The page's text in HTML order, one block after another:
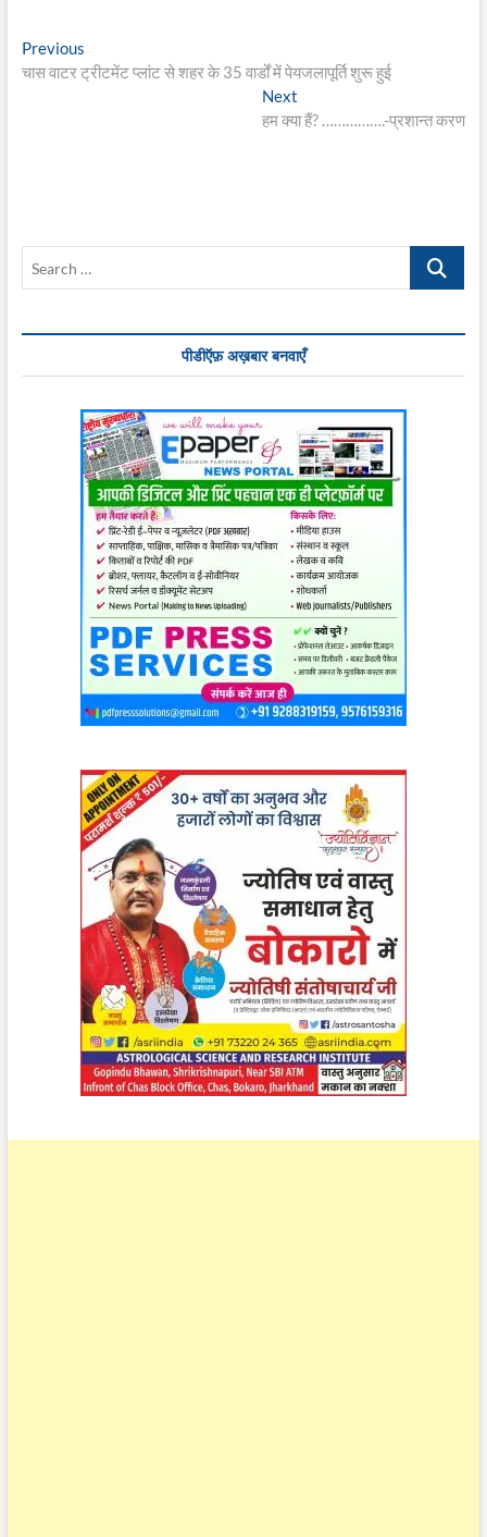
Post
navigation
PreviousPrevious
post:
चास वाटर ट्रीटमेंट प्लांट से शहर के 35 वार्डों में पेयजलापूर्ति शुरू हुई
Next
post:
हम क्या हैं? …………….-प्रशान्त करण
Search
पीडीऍफ़ अख़बार बनवाएँ